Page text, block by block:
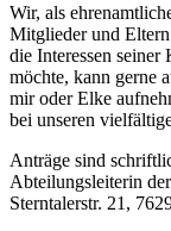
Wir, als
Mitglieder und Eltern
die Interessen
möchte, kann gerne
mir oder Elke
bei unseren
Anträge sind
Abteilungsleiterin
Sterntalerstr. 21,